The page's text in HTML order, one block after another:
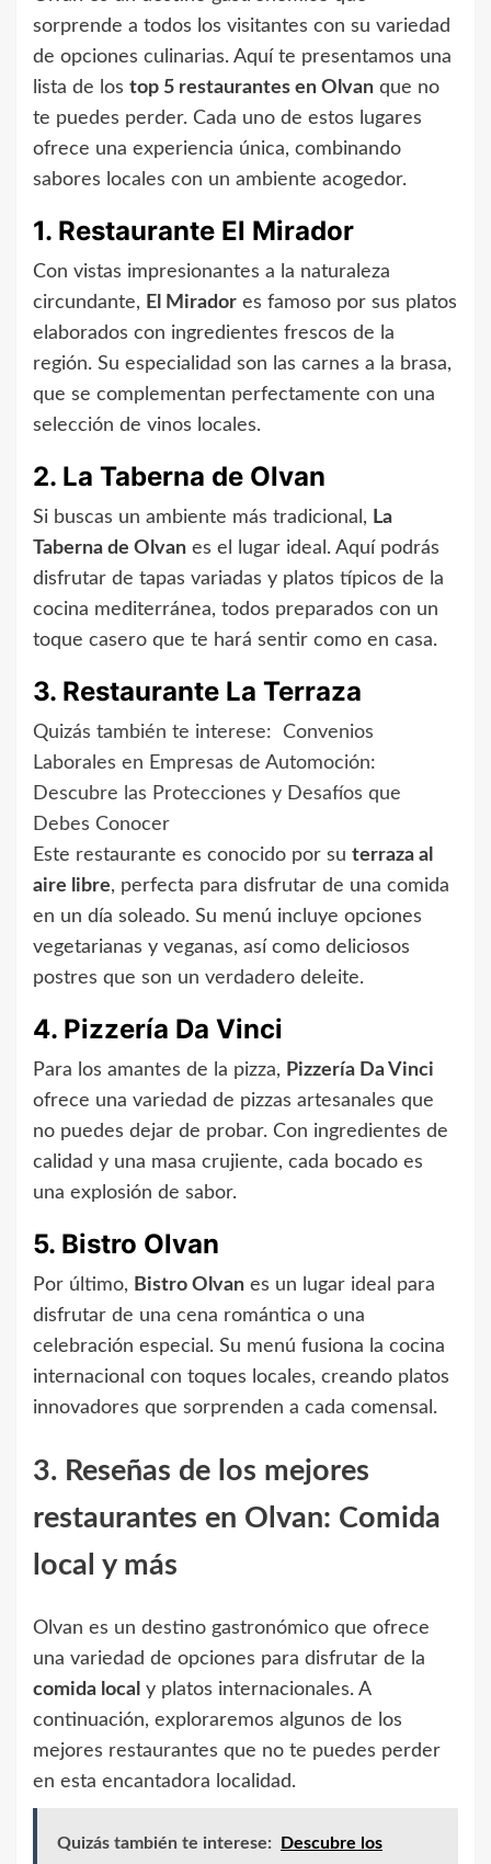
sorprende a todos los visitantes con su variedad
de opciones culinarias. Aquí te presentamos una
lista de los top 5 restaurantes en Olvan que no
te puedes perder. Cada uno de estos lugares
ofrece una experiencia única, combinando
sabores locales con un ambiente acogedor.
1. Restaurante El Mirador
Con vistas impresionantes a la naturaleza
circundante, El Mirador es famoso por sus platos
elaborados con ingredientes frescos de la
región. Su especialidad son las carnes a la brasa,
que se complementan perfectamente con una
selección de vinos locales.
2. La Taberna de Olvan
Si buscas un ambiente más tradicional, La
Taberna de Olvan es el lugar ideal. Aquí podrás
disfrutar de tapas variadas y platos típicos de la
cocina mediterránea, todos preparados con un
toque casero que te hará sentir como en casa.
3. Restaurante La Terraza
Quizás también te interese:
Convenios
Laborales en Empresas de Automoción:
Descubre las Protecciones y Desafíos que
Debes Conocer
Este restaurante es conocido por su terraza al
aire libre, perfecta para disfrutar de una comida
en un día soleado. Su menú incluye opciones
vegetarianas y veganas, así como deliciosos
postres que son un verdadero deleite.
4. Pizzería Da Vinci
Para los amantes de la pizza, Pizzería Da Vinci
ofrece una variedad de pizzas artesanales que
no puedes dejar de probar. Con ingredientes de
calidad y una masa crujiente, cada bocado es
una explosión de sabor.
5. Bistro Olvan
Por último, Bistro Olvan es un lugar ideal para
disfrutar de una cena romántica o una
celebración especial. Su menú fusiona la cocina
internacional con toques locales, creando platos
innovadores que sorprenden a cada comensal.
3. Reseñas de los mejores
restaurantes en Olvan: Comida
local y más
Olvan es un destino gastronómico que ofrece
una variedad de opciones para disfrutar de la
comida local y platos internacionales. A
continuación, exploraremos algunos de los
mejores restaurantes que no te puedes perder
en esta encantadora localidad.
Quizás también te interese:
Descubre los